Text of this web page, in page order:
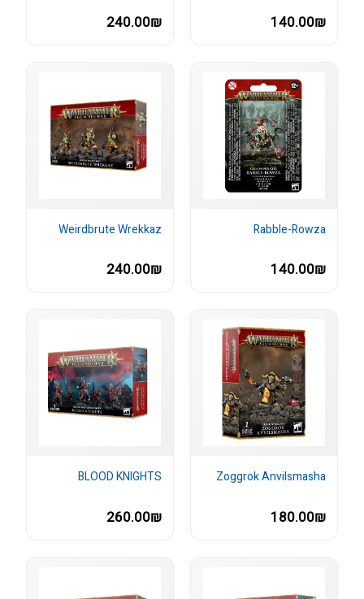
140.00₪
240.00₪
Rabble-Rowza
140.00₪
Weirdbrute Wrekkaz
240.00₪
Zoggrok Anvilsmasha
180.00₪
BLOOD KNIGHTS
260.00₪